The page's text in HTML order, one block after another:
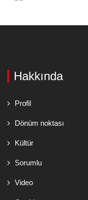
Hakkında
Profil
Dönüm noktası
Kültür
Sorumlu
Video